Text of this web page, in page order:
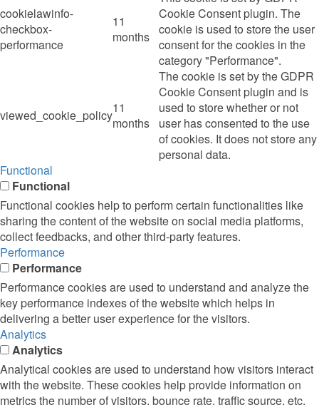
cookielawinfo-
checkbox-
performance
11
months
Cookie Consent plugin. The
cookie is used to store the user
consent for the cookies in the
category "Performance".
viewed_cookie_policy11
months
The cookie is set by the GDPR
Cookie Consent plugin and is
used to store whether or not
user has consented to the use
of cookies. It does not store any
personal data.
Functional
Functional
Functional cookies help to perform certain functionalities like
sharing the content of the website on social media platforms,
collect feedbacks, and other third-party features.
Performance
Performance
Performance cookies are used to understand and analyze the
key performance indexes of the website which helps in
delivering a better user experience for the visitors.
Analytics
Analytics
Analytical cookies are used to understand how visitors interact
with the website. These cookies help provide information on
metrics the number of visitors, bounce rate, traffic source, etc.